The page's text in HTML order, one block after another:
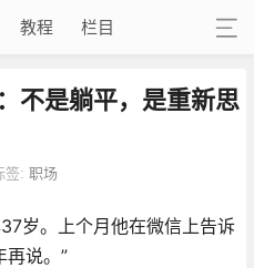
教程 栏目
不是躺平，是重新思
签: 职场
岁。上个月他在微信上告诉
再说。”